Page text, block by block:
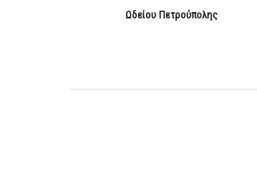
Ωδείου Πετρούπολης